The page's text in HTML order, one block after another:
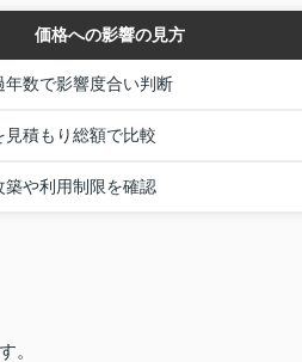
価格への影響の見方
年数で影響度合い判断
見積もり総額で比較
築や利用制限を確認
。